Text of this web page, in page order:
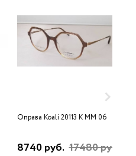
Оправа Koali 20113 K MM 06
8740 руб. 17480 руб.